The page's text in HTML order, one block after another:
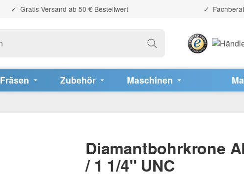
Gratis Versand ab 50 € Bestellwert
Fräsen Zubehör Maschinen
Diamantbohrkrone
/ 1 1/4" UNC